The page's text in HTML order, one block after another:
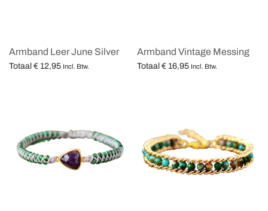
Armband Leer June Silver
Totaal € 12,95 Incl. Btw.
Armband Vintage Messing
Totaal € 16,95 Incl. Btw.